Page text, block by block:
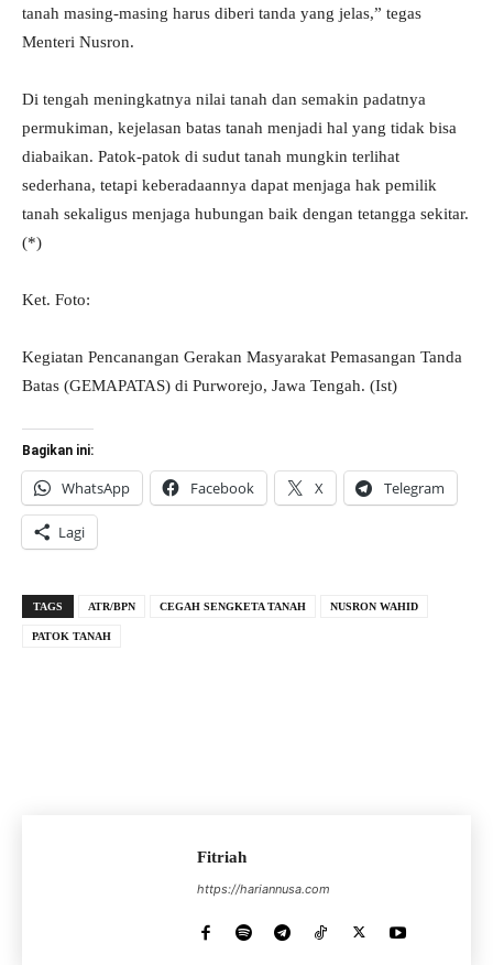
tanah masing-masing harus diberi tanda yang jelas,” tegas
Menteri Nusron.
Di tengah meningkatnya nilai tanah dan semakin padatnya
permukiman, kejelasan batas tanah menjadi hal yang tidak bisa
diabaikan. Patok-patok di sudut tanah mungkin terlihat
sederhana, tetapi keberadaannya dapat menjaga hak pemilik
tanah sekaligus menjaga hubungan baik dengan tetangga sekitar.
(*)
Ket. Foto:
Kegiatan Pencanangan Gerakan Masyarakat Pemasangan Tanda
Batas (GEMAPATAS) di Purworejo, Jawa Tengah. (Ist)
Bagikan ini:
WhatsApp Facebook X Telegram
Lagi
TAGS ATR/BPN CEGAH SENGKETA TANAH NUSRON WAHID
PATOK TANAH
Fitriah
https://hariannusa.com